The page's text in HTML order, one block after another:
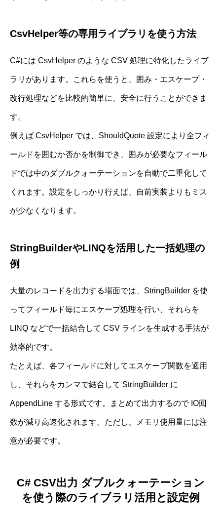
CsvHelper等の専用ライブラリを使う方法
C#には CsvHelper のような CSV 処理に特化したライブ
ラリがあります。これらを使うと、囲み・エスケープ・
改行処理などを比較的簡単に、安全に行うことができま
す。
例えば CsvHelper では、ShouldQuote 設定により全フィ
ールドを囲むか否かを制御でき、囲みが必要なフィール
ドでは中のダブルクォーテーションを自動で二重化して
くれます。設定をしっかり行えば、自前実装よりもミス
が少なくなります。
StringBuilderやLINQを活用した一括処理の
例
大量のレコードを出力する場面では、StringBuilder を使
ってフィールド毎にエスケープ処理を行い、それらを
LINQ などで一括結合して CSV ラインを生成する手法が
効率的です。
たとえば、各フィールドに対してエスケープ関数を適用
し、それらをカンマで結合して StringBuilder に
AppendLine する形式です。まとめて出力するので IO回
数が減り高速化されます。ただし、メモリ使用量には注
意が必要です。
C# CSV出力 ダブルクォーテーション
を使う際のライブラリ活用と設定例